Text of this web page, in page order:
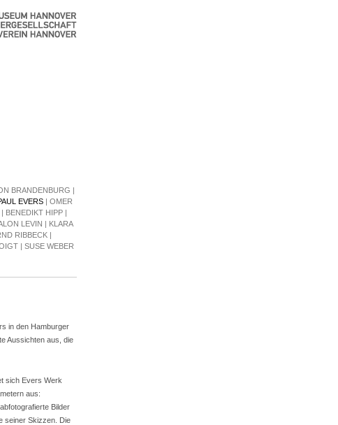
BRANDENBURG |
EVERS | OMER
| BENEDIKT HIPP |
LEVIN | KLARA
RIBBECK |
| SUSE WEBER
in den Hamburger
Aussichten aus, die
sich Evers Werk
aus:
Bilder
seiner Skizzen. Die